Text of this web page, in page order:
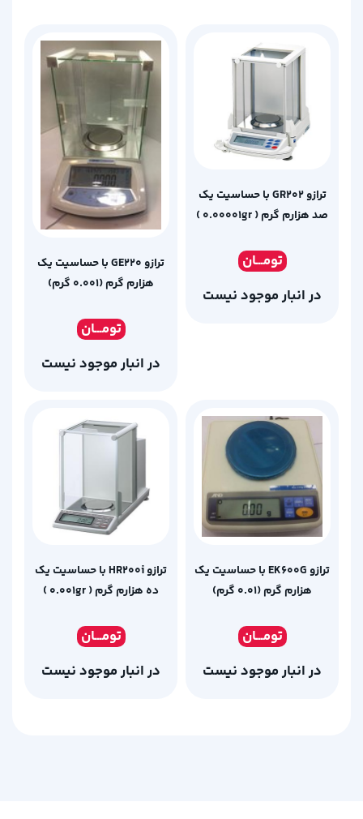
ترازو GR202 با حساسیت یک
صد هزارم گرم ( 0.00001gr )
تومـــان
در انبار موجود نیست
ترازو GE220 با حساسیت یک
هزارم گرم (0.001 گرم)
تومـــان
در انبار موجود نیست
ترازو EK600G با حساسیت یک
هزارم گرم (0.01 گرم)
تومـــان
در انبار موجود نیست
ترازو HR200i با حساسیت یک
ده هزارم گرم ( 0.001gr )
تومـــان
در انبار موجود نیست